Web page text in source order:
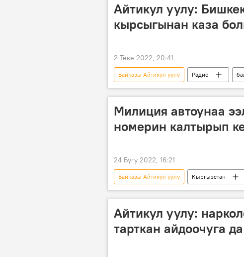
Айтикул уулу:
кырсыгынан каза
2 Теке 2022, 20:41
Байказы Айтикул уулу Радио
статистика
абал
Милиция автоунаа
номерин калтырып
24 Бугу 2022, 16:21
Байказы Айтикул уулу Кыргызстан
Евразия экономикалык форуму
Айтикул уулу:
тарткан айдоочуга